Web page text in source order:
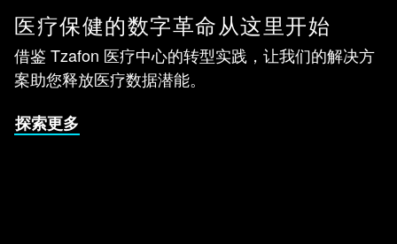
医疗保健的数字革命从这里开始
借鉴 Tzafon 医疗中心的转型实践，让我们的解决方
案助您释放医疗数据潜能。
探索更多